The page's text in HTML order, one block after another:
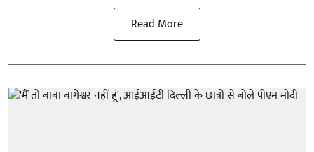
Read More